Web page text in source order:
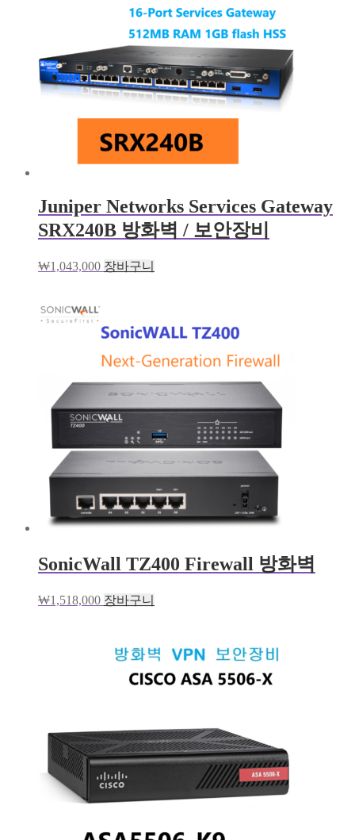
Juniper Networks Services Gateway
SRX240B 방화벽 / 보안장비
₩1,043,000 장바구니
SonicWall TZ400 Firewall 방화벽
₩1,518,000 장바구니